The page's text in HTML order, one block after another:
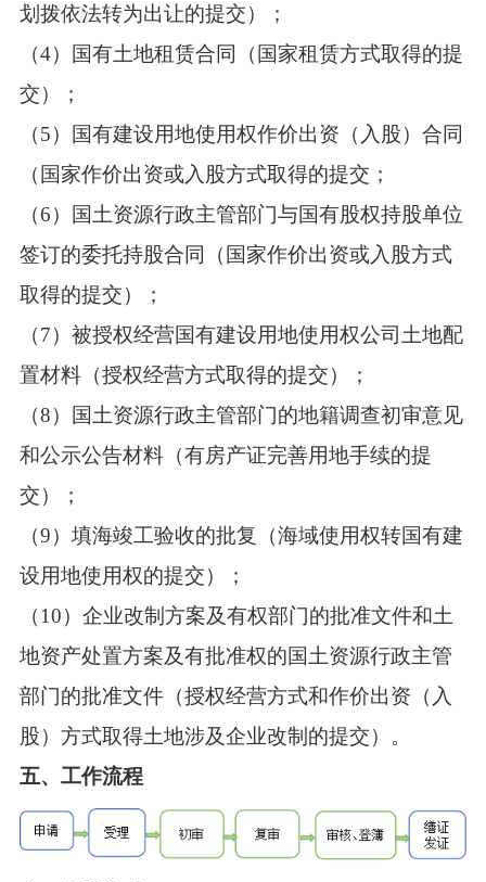
划拨依法转为出让的提交）；
（4）国有土地租赁合同（国家租赁方式取得的提
交）；
（5）国有建设用地使用权作价出资（入股）合同
（国家作价出资或入股方式取得的提交；
（6）国土资源行政主管部门与国有股权持股单位
签订的委托持股合同（国家作价出资或入股方式
取得的提交）；
（7）被授权经营国有建设用地使用权公司土地配
置材料（授权经营方式取得的提交）；
（8）国土资源行政主管部门的地籍调查初审意见
和公示公告材料（有房产证完善用地手续的提
交）；
（9）填海竣工验收的批复（海域使用权转国有建
设用地使用权的提交）；
（10）企业改制方案及有权部门的批准文件和土
地资产处置方案及有批准权的国土资源行政主管
部门的批准文件（授权经营方式和作价出资（入
股）方式取得土地涉及企业改制的提交）。
五、工作流程